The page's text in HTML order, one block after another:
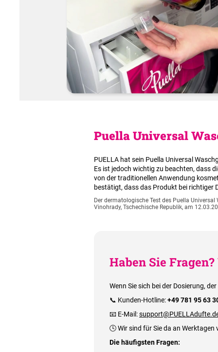
Puella Universal
PUELLA hat sein Puella Universal
Es ist jedoch wichtig zu beachten, dass
von der traditionellen Anwendung
bestätigt, dass das Produkt bei richtiger
Der dermatologische Test des Puella
Vinohrady, Tschechische Republik, am
Haben Sie
Wenn Sie sich bei der Dosierung,
📞 Kunden-Hotline:+49 781 95 63
📧 E-Mail:
🕓 Wir sind für Sie da an Werktagen
Die häufigsten Fragen: